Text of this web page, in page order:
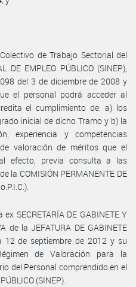
de Trabajo Sectorial del
DE EMPLEO PÚBLICO (SINEP),
del 3 de diciembre de 2008 y
el personal podrá acceder al
el cumplimiento de: a) los
inicial de dicho Tramo y b) la
experiencia y competencias
valoración de méritos que el
efecto, previa consulta a las
la COMISIÓN PERMANENTE DE
SECRETARÍA DE GABINETE Y
de la JEFATURA DE GABINETE
12 de septiembre de 2012 y su
de Valoración para la
del Personal comprendido en el
(SINEP).